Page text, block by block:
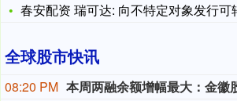
春安配资 瑞可达: 向不特定对象发行可转换
全球股市快讯
08:20 PM